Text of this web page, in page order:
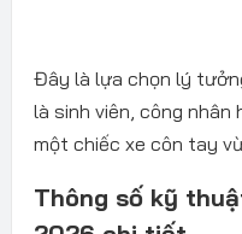
Đây là lựa chọn lý
là sinh viên, công nhân
một chiếc xe côn tay
Thông số kỹ